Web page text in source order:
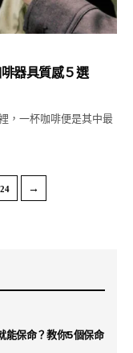
器具質感５選
，一杯咖啡便是其中最
24 →
能保命？教你5個保命